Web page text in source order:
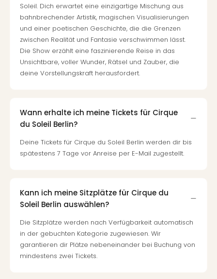
Soleil. Dich erwartet eine einzigartige Mischung aus
bahnbrechender Artistik, magischen Visualisierungen
und einer poetischen Geschichte, die die Grenzen
zwischen Realität und Fantasie verschwimmen lässt.
Die Show erzählt eine faszinierende Reise in das
Unsichtbare, voller Wunder, Rätsel und Zauber, die
deine Vorstellungskraft herausfordert.
Wann erhalte ich meine Tickets für Cirque
du Soleil Berlin?
Deine Tickets für Cirque du Soleil Berlin werden dir bis
spätestens 7 Tage vor Anreise per E-Mail zugestellt.
Kann ich meine Sitzplätze für Cirque du
Soleil Berlin auswählen?
Die Sitzplätze werden nach Verfügbarkeit automatisch
in der gebuchten Kategorie zugewiesen. Wir
garantieren dir Plätze nebeneinander bei Buchung von
mindestens zwei Tickets.